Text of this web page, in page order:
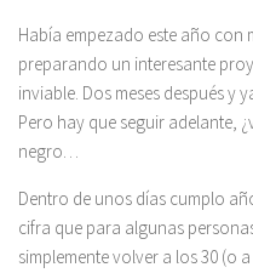
Había empezado este año
preparando un interesante
inviable. Dos meses después y
Pero hay que seguir adelante,
negro…
Dentro de unos días cumplo
cifra que para algunas
simplemente volver a los 30 (o